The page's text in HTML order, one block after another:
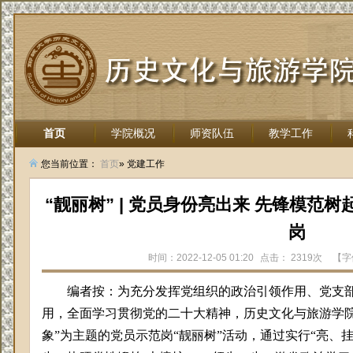
首页 学院概况 师资队伍 教学工作
招生就业
您当前位置： 首页» 党建工作
“靓丽树” | 党员身份亮出来 先锋模范
岗
时间：2022-12-05 01:20 点击： 2319次 【
编者按：为充分发挥党组织的政治引领作用、党支
用，全面学习贯彻党的二十大精神，历史文化与旅游学
象”为主题的党员示范岗“靓丽树”活动，通过实行“亮、